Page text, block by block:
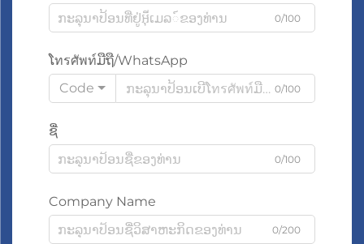
0/100
ໂทรศัพท์ມືຖື/WhatsApp
Code
0/100
ຊື່
0/100
Company Name
0/200